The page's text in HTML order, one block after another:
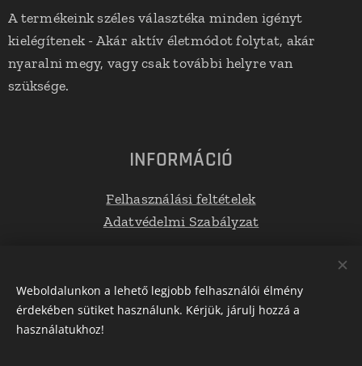
A termékeink széles választéka minden igényt
kielégítenek - Akár aktív életmódot folytat, akár
nyaralni megy, vagy csak további helyre van
szüksége.
INFORMÁCIÓ
Felhasználási feltételek
Adatvédelmi Szabályzat
Elérhetőségek
Weboldalunkon a lehető legjobb felhasználói élmény
érdekében sütiket használunk. Kérjük, járulj hozzá a
használatukhoz!